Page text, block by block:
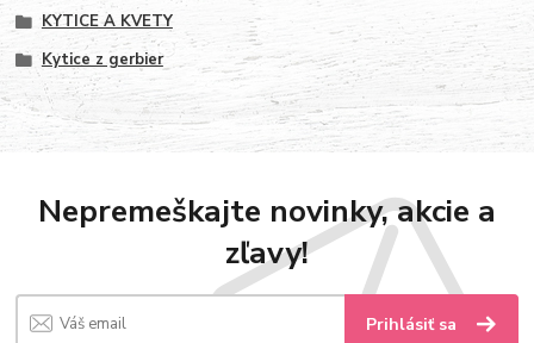
KYTICE A KVETY
Kytice z gerbier
Nepremeškajte novinky, akcie a
zľavy!
Prihlásiť sa